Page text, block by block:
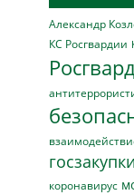
Александр
КС Росгвардии
госзакупки
коронавирус